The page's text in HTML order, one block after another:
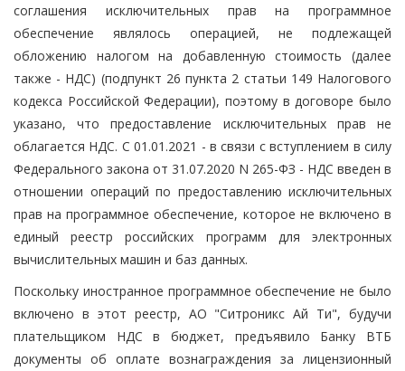
соглашения исключительных прав на программное
обеспечение являлось операцией, не подлежащей
обложению налогом на добавленную стоимость (далее
также - НДС) (подпункт 26 пункта 2 статьи 149 Налогового
кодекса Российской Федерации), поэтому в договоре было
указано, что предоставление исключительных прав не
облагается НДС. С 01.01.2021 - в связи с вступлением в силу
Федерального закона от 31.07.2020 N 265-ФЗ - НДС введен в
отношении операций по предоставлению исключительных
прав на программное обеспечение, которое не включено в
единый реестр российских программ для электронных
вычислительных машин и баз данных.
Поскольку иностранное программное обеспечение не было
включено в этот реестр, АО "Ситроникс Ай Ти", будучи
плательщиком НДС в бюджет, предъявило Банку ВТБ
документы об оплате вознаграждения за лицензионный